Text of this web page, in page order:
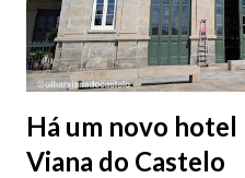
Há um novo hotel
Viana do Castelo